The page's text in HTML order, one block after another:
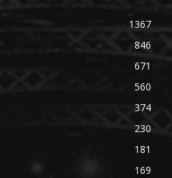
1367
846
671
560
374
230
181
169